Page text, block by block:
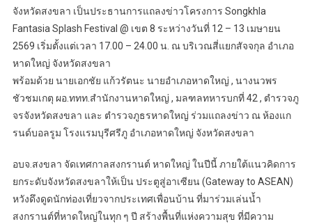
จังหวัดสงขลา เป็นประธานการแถลงข่าวโครงการ Songkhla
Fantasia Splash Festival @ เขต 8 ระหว่างวันที่ 12 – 13 เมษายน
2569 เริ่มตั้งแต่เวลา 17.00 – 24.00 น. ณ บริเวณสี่แยกสัจจกุล อำเภอ
หาดใหญ่ จังหวัดสงขลา
พร้อมด้วย นายเอกชัย แก้วรัตนะ นายอำเภอหาดใหญ่ , นางนวพร
ชัวชมเกตุ ผอ.ททท.สำนักงานหาดใหญ่ , มลฑลทหารบกที่ 42 , ตำรวจภู
จรจังหวัดสงขลา และ ตำรวจภูธรหาดใหญ่ ร่วมแถลงข่าว ณ ห้องแก
รนด์บอลรูม โรงแรมบุรีศรีภู อำเภอหาดใหญ่ จังหวัดสงขลา
อบจ.สงขลา จัดเทศกาลสงกรานต์ หาดใหญ่ ในปีนี้ ภายใต้แนวคิดการ
ยกระดับจังหวัดสงขลาให้เป็น ประตูสู่อาเซียน (Gateway to ASEAN)
หวังดึงดูดนักท่องเที่ยวจากประเทศเพื่อนบ้าน ที่มาร่วมเล่นน้ำ
สงกรานต์ที่หาดใหญ่ในทุก ๆ ปี สร้างพื้นที่แห่งความสุข ที่มีความ